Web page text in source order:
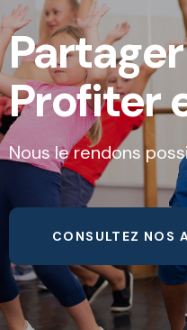
Profiter
Nous le rendons
CONSULTEZ NOS